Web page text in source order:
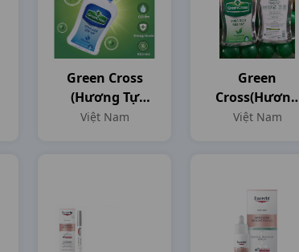
Green Cross
(hương Tự
Nhiên) C100ml
Việt Nam
Green
Cross(hương
Trà Xanh)
Việt Nam